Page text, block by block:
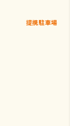
提携駐車場